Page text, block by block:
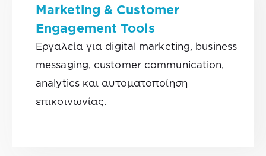
Marketing & Customer
Engagement Tools
Εργαλεία για digital marketing, business
messaging, customer communication,
analytics και αυτοματοποίηση
επικοινωνίας.